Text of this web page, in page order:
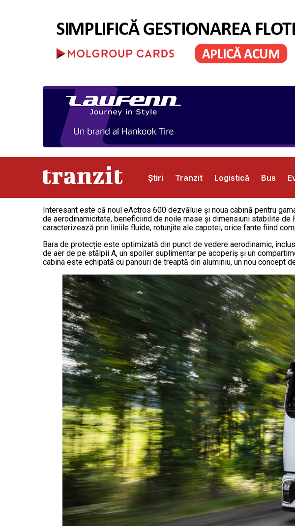
Știri Tranzit Logistică Bus
Abonamente Publicitate Contact
Interesant este că noul eActros 600 dezvăluie şi noua cabină pentru
de aerodinamicitate, beneficiind de noile mase şi dimensiuni stabilite de
caracterizează prin liniile fluide, rotunjite ale capotei, orice fante fiind
Bara de protecție este optimizată din punct de vedere aerodinamic,
de aer de pe stâlpii A, un spoiler suplimentar pe acoperiș și un
cabina este echipată cu panouri de treaptă din aluminiu, un nou concept